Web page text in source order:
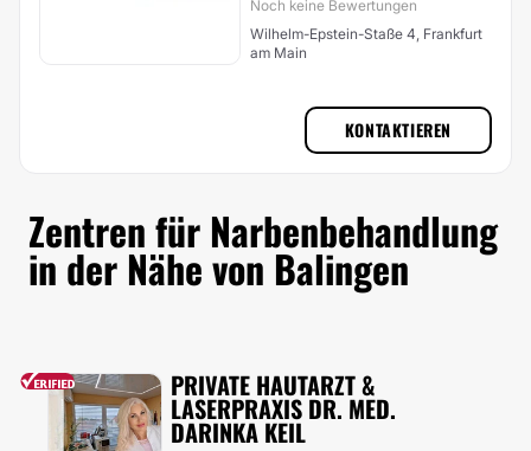
Noch keine Bewertungen
Wilhelm-Epstein-Staße 4, Frankfurt
am Main
KONTAKTIEREN
Zentren für Narbenbehandlung
in der Nähe von Balingen
PRIVATE HAUTARZT &
LASERPRAXIS DR. MED.
DARINKA KEIL